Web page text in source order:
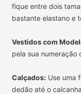
fique entre dois
bastante elastano e
Vestidos com
pela sua numeração
Calçados: Use uma
dedão até o